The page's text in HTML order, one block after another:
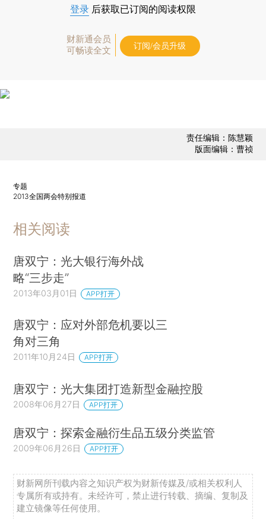
登录 后获取已订阅的阅读权限
财新通会员
可畅读全文
订阅/会员升级
责任编辑：陈慧颖
版面编辑：曹祯
专题
2013全国两会特别报道
相关阅读
唐双宁：光大银行海外战
略“三步走”
2013年03月01日 APP打开
唐双宁：应对外部危机要以三
角对三角
2011年10月24日 APP打开
唐双宁：光大集团打造新型金融控股
2008年06月27日 APP打开
唐双宁：探索金融衍生品五级分类监管
2009年06月26日 APP打开
财新网所刊载内容之知识产权为财新传媒及/或相关权利人
专属所有或持有。未经许可，禁止进行转载、摘编、复制及
建立镜像等任何使用。